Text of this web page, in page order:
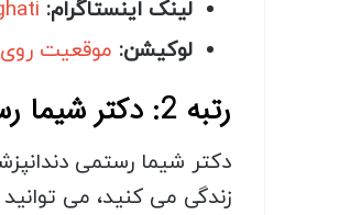
لینک اینستاگرام:
لوکیشن: موقعیت
رتبه 2: دکتر شیما رستمی دندانپزشک بلیچینگ دندان در شیراز
دکتر شیما رستمی
زندگی می کنید، می